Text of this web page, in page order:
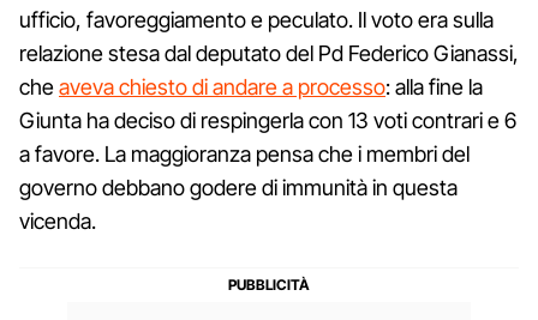
ufficio, favoreggiamento e peculato. Il voto era sulla
relazione stesa dal deputato del Pd Federico Gianassi,
cheaveva chiesto di andare a processo: alla fine la
Giunta ha deciso di respingerla con 13 voti contrari e 6
a favore. La maggioranza pensa che i membri del
governo debbano godere di immunità in questa
vicenda.